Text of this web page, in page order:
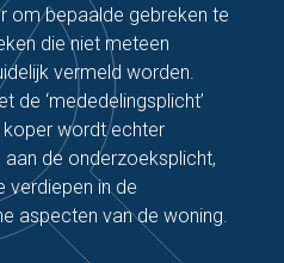
om bepaalde gebreken te
die niet meteen
vermeld worden.
de ‘mededelingsplicht’
koper wordt echter
de onderzoeksplicht,
verdiepen in de
aspecten van de woning.